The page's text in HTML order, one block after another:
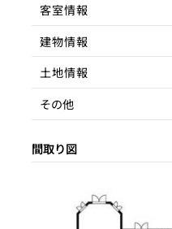
所在地
アクセス
駅までの距離
客室情報
客室数
延床面積
間取り
収容人数
建物情報
建物構造
階数
築年数
土地情報
土地権利
土地面積
用途地域
その他
賃貸借契約形態
間取り図